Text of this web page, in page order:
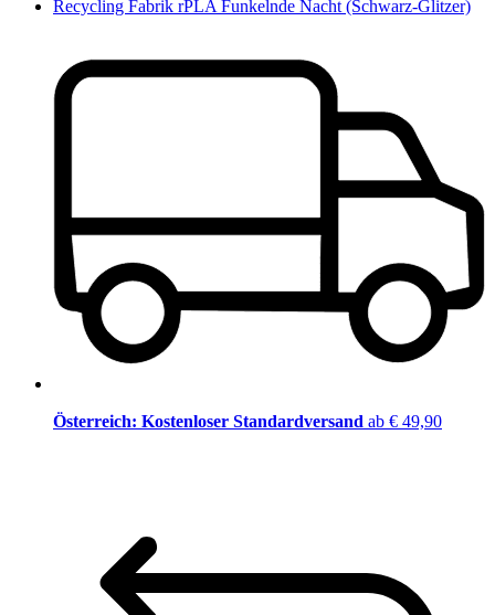
Recycling Fabrik rPLA Funkelnde Nacht (Schwarz-Glitzer)
Österreich: Kostenloser Standardversand ab € 49,90